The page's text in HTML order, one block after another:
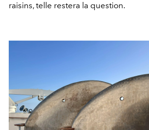
raisins, telle restera la question.